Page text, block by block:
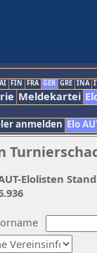
FIN FRA GER GRE INA
Meldekartei
anmelden Elo
Elolisten